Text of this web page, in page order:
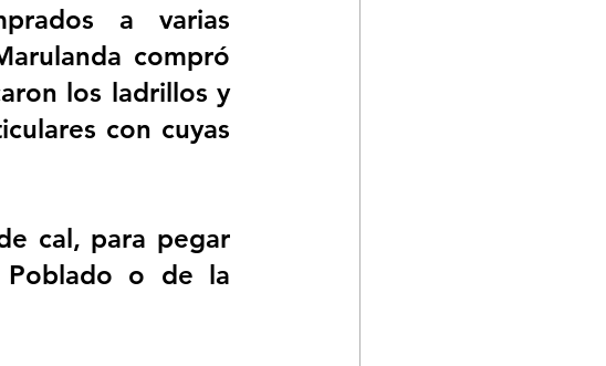
a varias
compró
los ladrillos y
con cuyas
cal, para pegar
Poblado o de la